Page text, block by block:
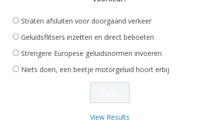
Straten afsluiten voor doorgaand verkeer
Geluidsflitsers inzetten en direct beboeten
Strengere Europese geluidsnormen invoeren
Niets doen, een beetje motorgeluid hoort erbij
View Results